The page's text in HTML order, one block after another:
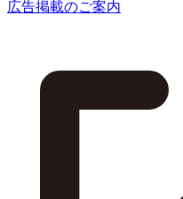
広告掲載のご案内